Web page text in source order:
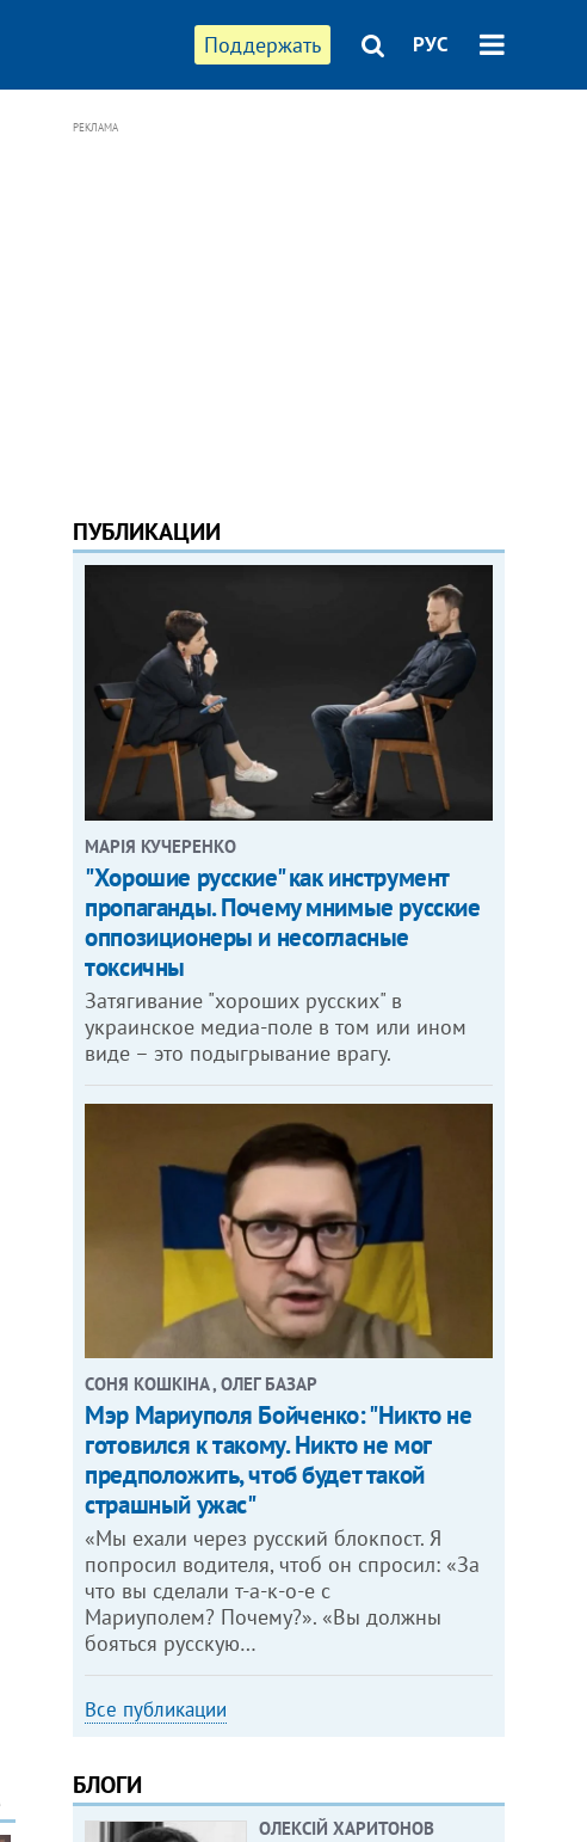
Поддержать РУС
РЕКЛАМА
ПУБЛИКАЦИИ
МАРІЯ КУЧЕРЕНКО
"Хорошие русские" как инструмент
пропаганды. Почему мнимые русские
оппозиционеры и несогласные
токсичны
Затягивание "хороших русских" в
украинское медиа-поле в том или ином
виде – это подыгрывание врагу.
СОНЯ КОШКІНА , ОЛЕГ БАЗАР
Мэр Мариуполя Бойченко: "Никто не
готовился к такому. Никто не мог
предположить, чтоб будет такой
страшный ужас"
«Мы ехали через русский блокпост. Я
попросил водителя, чтоб он спросил: «За
что вы сделали т-а-к-о-е с
Мариуполем? Почему?». «Вы должны
бояться русскую…
Все публикации
БЛОГИ
ОЛЕКСІЙ ХАРИТОНОВ